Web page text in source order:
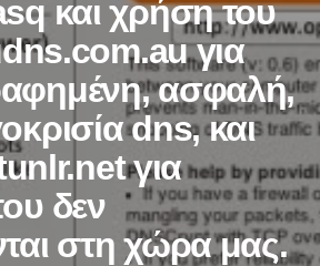
και χρήση του
για
ασφαλή,
dns, και
για
δεν
στη χώρα μας.